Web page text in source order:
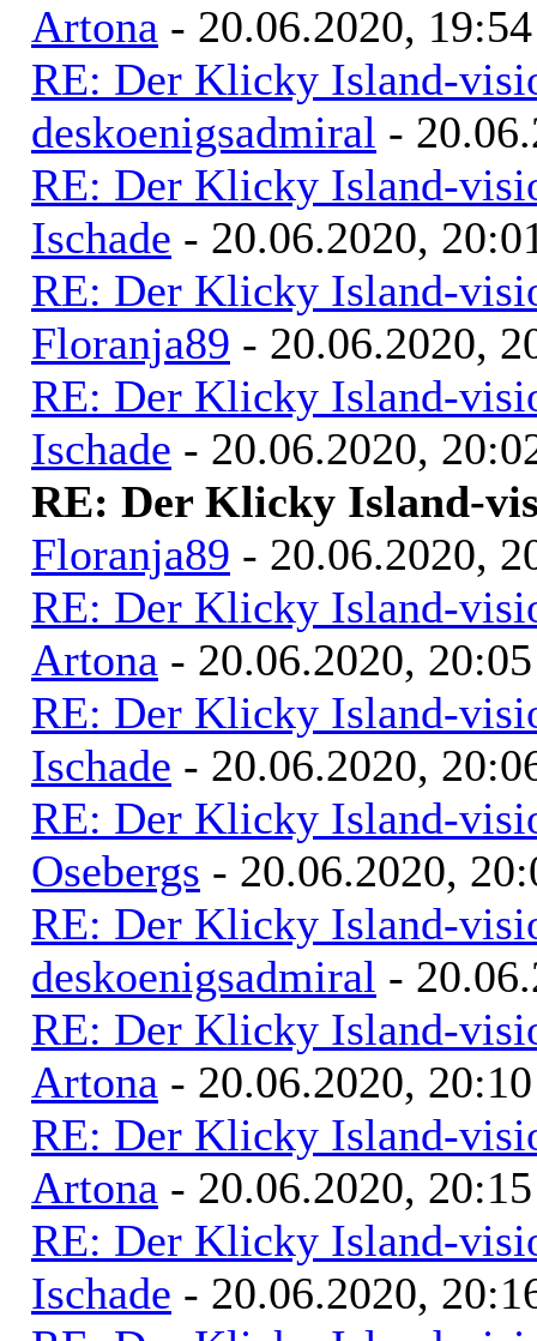
Artona - 20.06.2020, 19:54
RE: Der Klicky Island-
deskoenigsadmiral -
RE: Der Klicky Island-
Ischade - 20.06.2020,
RE: Der Klicky Island-
Floranja89 - 20.06.2020,
RE: Der Klicky Island-
Ischade - 20.06.2020,
RE: Der Klicky Island-
Floranja89 - 20.06.2020,
RE: Der Klicky Island-
Artona - 20.06.2020, 20:05
RE: Der Klicky Island-
Ischade - 20.06.2020,
RE: Der Klicky Island-
Osebergs - 20.06.2020,
RE: Der Klicky Island-
deskoenigsadmiral -
RE: Der Klicky Island-
Artona - 20.06.2020, 20:10
RE: Der Klicky Island-
Artona - 20.06.2020, 20:15
RE: Der Klicky Island-
Ischade - 20.06.2020,